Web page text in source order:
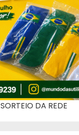
SORTEIO DA REDE